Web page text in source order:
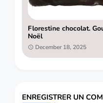
Florestine chocolat.
Noël
December 18, 2025
ENREGISTRER UN